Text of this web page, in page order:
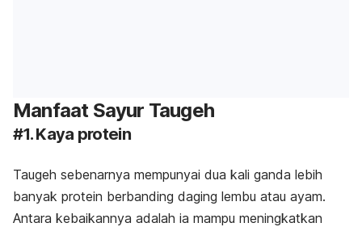
Manfaat Sayur Taugeh
#1. Kaya protein
Taugeh sebenarnya mempunyai dua kali ganda lebih
banyak protein berbanding daging lembu atau ayam.
Antara kebaikannya adalah ia mampu meningkatkan